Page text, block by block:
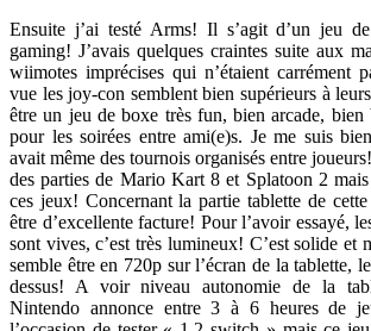
Ensuite j’ai testé Arms! Il s’agit d’un jeu
gaming! J’avais quelques craintes suite aux
wiimotes imprécises qui n’étaient carrément
vue les joy-con semblent bien supérieurs à
être un jeu de boxe très fun, bien arcade,
pour les soirées entre ami(e)s. Je me suis
avait même des tournois organisés entre
des parties de Mario Kart 8 et Splatoon 2
ces jeux! Concernant la partie tablette de
être d’excellente facture! Pour l’avoir essayé,
sont vives, c’est très lumineux! C’est solide et
semble être en 720p sur l’écran de la tablette,
dessus! A voir niveau autonomie de la
Nintendo annonce entre 3 à 6 heures de